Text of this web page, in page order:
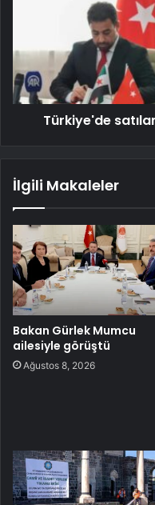
Türkiye'de
İlgili Makaleler
Bakan Gürlek Mumcu
ailesiyle görüştü
Ağustos 8, 2026